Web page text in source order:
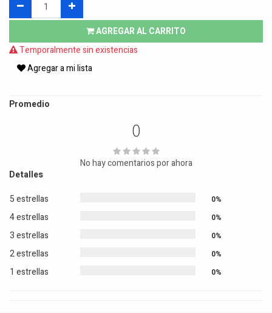
AGREGAR AL CARRITO
Temporalmente sin existencias
Agregar a mi lista
Promedio
0
No hay comentarios por ahora
Detalles
5 estrellas
0%
4 estrellas 0%
3 estrellas 0%
2 estrellas 0%
1 estrellas 0%